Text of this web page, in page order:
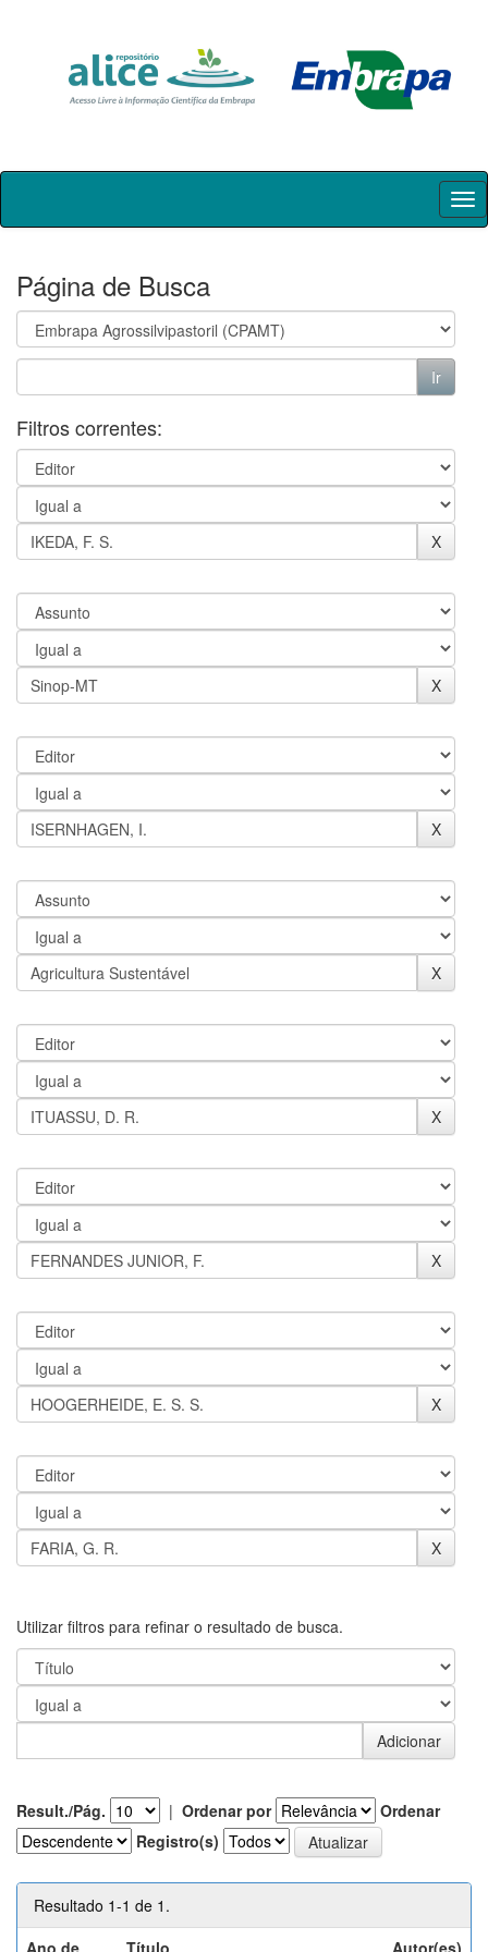
Skip
Página de Busca
Filtros correntes:
Utilizar filtros para refinar o resultado de busca.
Result./Pág. | Ordenar por
Ordenar
Registro(s)
Resultado 1-1 de 1.
Ano de
Título Autor(es)